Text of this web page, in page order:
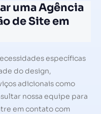
uma Agência
de Site em
específicas
do design,
adicionais como
nossa equipe para
em contato com